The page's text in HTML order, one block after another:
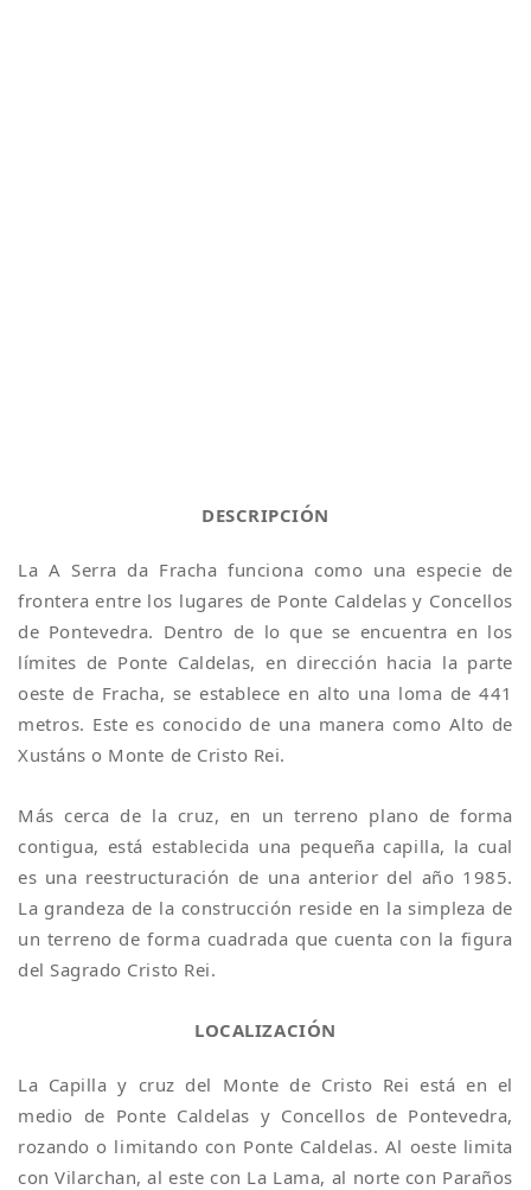
DESCRIPCIÓN
La A Serra da Fracha funciona como una especie de
frontera entre los lugares de Ponte Caldelas y Concellos
de Pontevedra. Dentro de lo que se encuentra en los
límites de Ponte Caldelas, en dirección hacia la parte
oeste de Fracha, se establece en alto una loma de 441
metros. Este es conocido de una manera como Alto de
Xustáns o Monte de Cristo Rei.
Más cerca de la cruz, en un terreno plano de forma
contigua, está establecida una pequeña capilla, la cual
es una reestructuración de una anterior del año 1985.
La grandeza de la construcción reside en la simpleza de
un terreno de forma cuadrada que cuenta con la figura
del Sagrado Cristo Rei.
LOCALIZACIÓN
La Capilla y cruz del Monte de Cristo Rei está en el
medio de Ponte Caldelas y Concellos de Pontevedra,
rozando o limitando con Ponte Caldelas. Al oeste limita
con Vilarchan, al este con La Lama, al norte con Paraños